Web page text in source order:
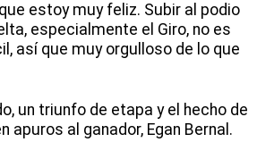
estoy muy feliz. Subir al podio
especialmente el Giro, no es
así que muy orgulloso de lo que
un triunfo de etapa y el hecho de
apuros al ganador, Egan Bernal.